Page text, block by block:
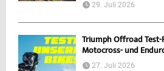
29. Juli 2026
Triumph Offroad Test-
Motocross- und
27. Juli 2026